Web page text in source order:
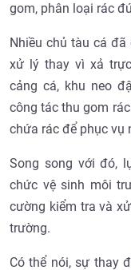
gom, phân loại rác
Nhiều chủ tàu cá
xử lý thay vì xả
cảng cá, khu neo
công tác thu gom
chứa rác để phục vụ
Song song với đó,
chức vệ sinh môi
cường kiểm tra và
trường.
Có thể nói, sự thay